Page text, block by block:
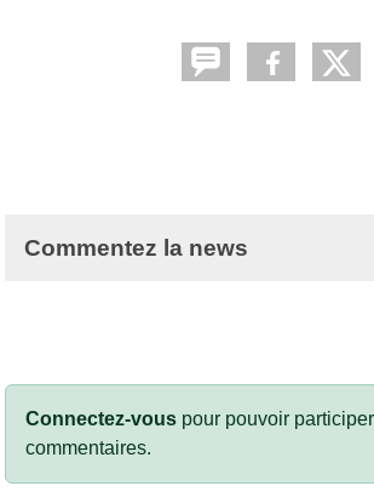
Commentez la news
Connectez-vous pour pouvoir
commentaires.